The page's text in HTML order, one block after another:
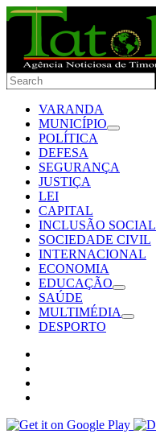
VARANDA
MUNICÍPIO
POLÍTICA
DEFESA
SEGURANÇA
JUSTIÇA
LEI
CAPITAL
INCLUSÃO SOCIAL
SOCIEDADE CIVIL
INTERNACIONAL
ECONOMIA
EDUCAÇÃO
SAÚDE
MULTIMÉDIA
DESPORTO